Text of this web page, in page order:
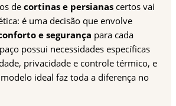
de cortinas e persianas certos vai
é uma decisão que envolve
e segurança para cada
possui necessidades específicas
privacidade e controle térmico, e
ideal faz toda a diferença no